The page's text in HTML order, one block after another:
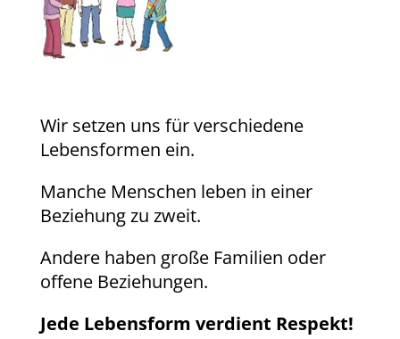
Wir setzen uns für verschiedene
Lebensformen ein.
Manche Menschen leben in einer
Beziehung zu zweit.
Andere haben große Familien oder
offene Beziehungen.
Jede Lebensform verdient Respekt!